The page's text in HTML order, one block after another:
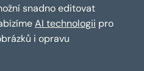
snadno editovat
AI technologii pro
i opravu